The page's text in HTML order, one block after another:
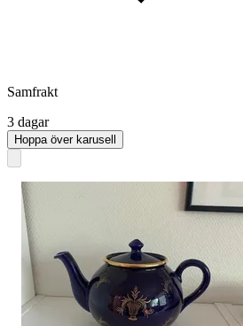
Samfrakt
3 dagar
Hoppa över karusell